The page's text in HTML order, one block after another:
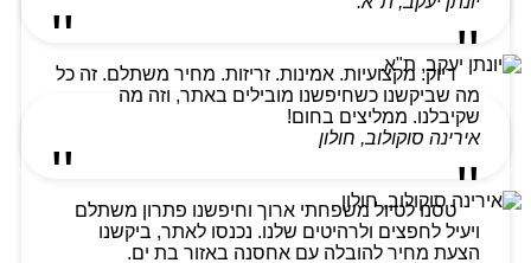
דיוק. מקצועיות. אמינות. זריזות. מחיר משתלם. זה כל
מה שביקשנו כשחיפשנו מובילים באתר, וזה מה
שקיבלנו. ממליצים בחום!
אירינה סוקולוב, חולון
טסנו לטיול משפחתי ארוך וחיפשנו פתרון משתלם
ויעיל לחפצים ולרהיטים שלנו. נכנסו לאתר, ביקשנו
הצעת מחיר להובלה עם אחסנה באזור בת ים.